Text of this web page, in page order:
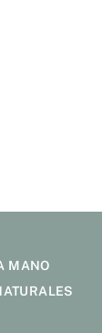
MANO